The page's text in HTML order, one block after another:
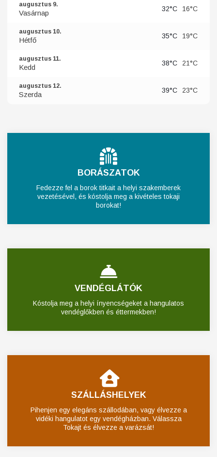
augusztus 9.
Vasárnap 32°C 16°C
augusztus 10.
Hétfő 35°C 19°C
augusztus 11.
Kedd 38°C 21°C
augusztus 12.
Szerda 39°C 23°C
BORÁSZATOK
Fedezze fel a borok titkait a helyi szakemberek
vezetésével, és kóstolja meg a kivételes tokaji
borokat!
VENDÉGLÁTÓK
Kóstolja meg a helyi ínyencségeket a hangulatos
vendéglőkben és éttermekben!
SZÁLLÁSHELYEK
Pihenjen egy elegáns szállodában, vagy élvezze a
vidéki hangulatot egy vendégházban. Válassza
Tokajt és élvezze a varázsát!